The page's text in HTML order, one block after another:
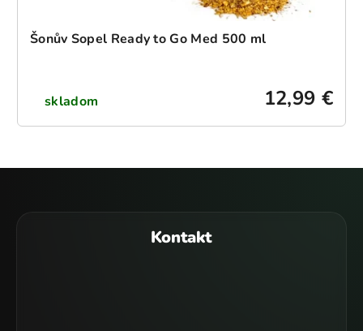
Šonův Sopel Ready to Go Med 500 ml
skladom 12,99 €
Kontakt